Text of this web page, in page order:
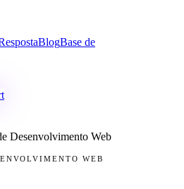
BlogBase de
Desenvolvimento Web
WEB